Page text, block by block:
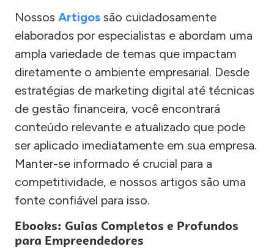
Nossos Artigos são cuidadosamente
elaborados por especialistas e abordam uma
ampla variedade de temas que impactam
diretamente o ambiente empresarial. Desde
estratégias de marketing digital até técnicas
de gestão financeira, você encontrará
conteúdo relevante e atualizado que pode
ser aplicado imediatamente em sua empresa.
Manter-se informado é crucial para a
competitividade, e nossos artigos são uma
fonte confiável para isso.
Ebooks: Guias Completos e Profundos
para Empreendedores